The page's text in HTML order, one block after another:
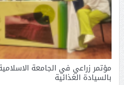
مؤتمر زراعي في الجامعة
بالسيادة الغذائية